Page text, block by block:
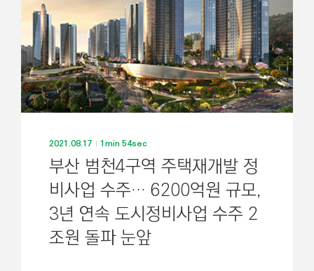
2021.08.17 1min 54sec
부산 범천4구역 주택재개발 정
비사업 수주··· 6200억원 규모,
3년 연속 도시정비사업 수주 2
조원 돌파 눈앞